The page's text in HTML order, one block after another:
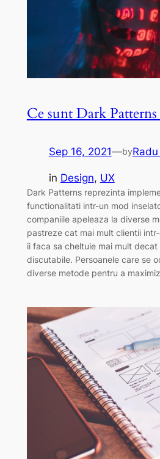
Ce sunt Dark
Sep 16, 2021—by
in Design, UX
Dark Patterns reprezinta
functionalitati intr-un mod
companiile apeleaza la diverse
pastreze cat mai mult clientii
ii faca sa cheltuie mai mult
discutabile. Persoanele care se
diverse metode pentru a